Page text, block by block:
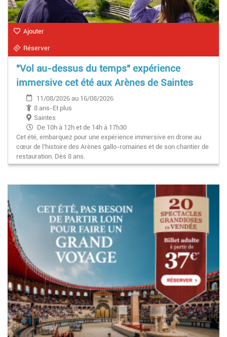
Ajouter
Réserver
"Vol au-dessus du temps" expérience
immersive cet été aux Arènes de Saintes
11/08/2026 au 16/08/2026
8 ans-Et plus
Saintes
De 10h à 12h et de 14h à 17h30
Cet été, embarquez pour une expérience immersive en drone au
cœur de l’histoire des Arènes gallo-romaines et de son chantier de
restauration. Dès 8 ans.